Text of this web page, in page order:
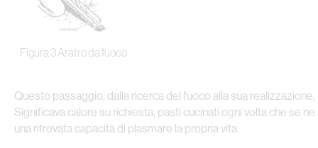
Figura 3 Aratro da fuoco
Questo passaggio, dalla ricerca del fuoco alla sua
Significava calore su richiesta, pasti cucinati ogni volta che se
una ritrovata capacità di plasmare la propria vita.